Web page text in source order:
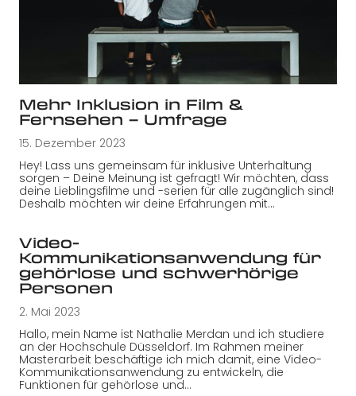
Mehr Inklusion in Film &
Fernsehen – Umfrage
15. Dezember 2023
Hey! Lass uns gemeinsam für inklusive Unterhaltung
sorgen – Deine Meinung ist gefragt! Wir möchten, dass
deine Lieblingsfilme und -serien für alle zugänglich sind!
Deshalb möchten wir deine Erfahrungen mit…
Video-
Kommunikationsanwendung für
gehörlose und schwerhörige
Personen
2. Mai 2023
Hallo, mein Name ist Nathalie Merdan und ich studiere
an der Hochschule Düsseldorf. Im Rahmen meiner
Masterarbeit beschäftige ich mich damit, eine Video-
Kommunikationsanwendung zu entwickeln, die
Funktionen für gehörlose und…